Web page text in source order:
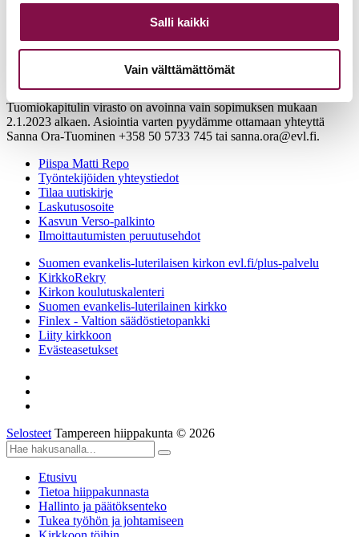
Salli kaikki
Vain välttämättömät
Tampereen hiippakunnan tuomiokapituli
Näsilinnankatu 26 (7. krs)
Tuomiokapitulin virasto on avoinna vain sopimuksen mukaan
2.1.2023 alkaen. Asiointia varten pyydämme ottamaan yhteyttä
Sanna Ora-Tuominen +358 50 5733 745 tai sanna.ora@evl.fi.
Piispa Matti Repo
Työntekijöiden yhteystiedot
Tilaa uutiskirje
Laskutusosoite
Kasvun Verso-palkinto
Ilmoittautumisten peruutusehdot
Suomen evankelis-luterilaisen kirkon evl.fi/plus-palvelu
KirkkoRekry
Kirkon koulutuskalenteri
Suomen evankelis-luterilainen kirkko
Finlex - Valtion säädöstietopankki
Liity kirkkoon
Evästeasetukset
Selosteet Tampereen hiippakunta © 2026
Etusivu
Tietoa hiippakunnasta
Hallinto ja päätöksenteko
Tukea työhön ja johtamiseen